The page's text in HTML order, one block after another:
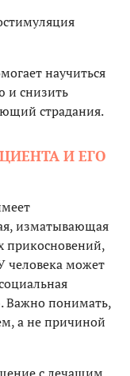
научиться
и снизить
страдания.
И ЕГО
изматывающая
прикосновений,
человека может
Важно понимать,
а не причиной